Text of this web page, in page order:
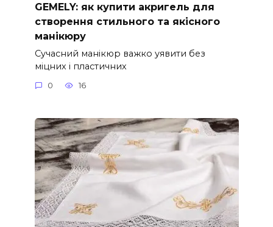
GEMELY: як купити акригель для
створення стильного та якісного
манікюру
Сучасний манікюр важко уявити без
міцних і пластичних
0 16